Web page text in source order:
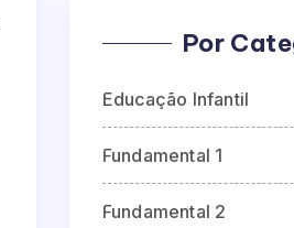
Por
Educação Infantil
Fundamental 1
Fundamental 2